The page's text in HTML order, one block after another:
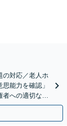
の対応／老人ホ
能力を確認」
者への適切な対
】